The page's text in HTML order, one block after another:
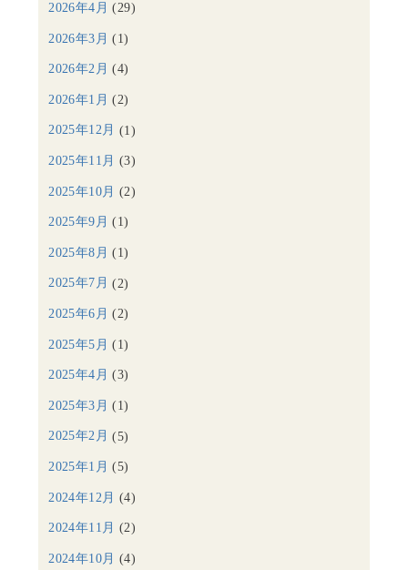
2026年4月 (29)
2026年3月 (1)
2026年2月 (4)
2026年1月 (2)
2025年12月 (1)
2025年11月 (3)
2025年10月 (2)
2025年9月 (1)
2025年8月 (1)
2025年7月 (2)
2025年6月 (2)
2025年5月 (1)
2025年4月 (3)
2025年3月 (1)
2025年2月 (5)
2025年1月 (5)
2024年12月 (4)
2024年11月 (2)
2024年10月 (4)